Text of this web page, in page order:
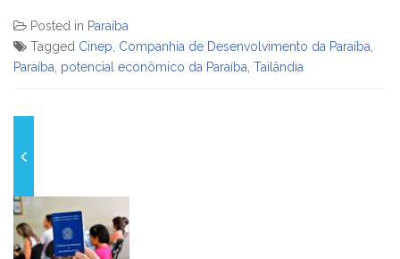
Posted in Paraíba
Tagged Cinep, Companhia de Desenvolvimento da Paraíba,
Paraíba, potencial econômico da Paraíba, Tailândia